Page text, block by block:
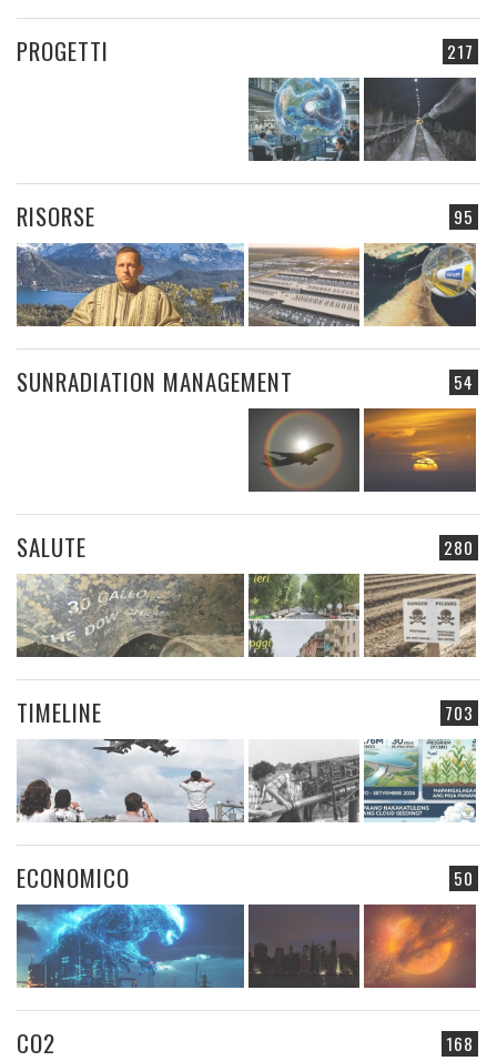
217
PROGETTI
95
RISORSE
54
SUNRADIATION MANAGEMENT
280
SALUTE
703
TIMELINE
50
ECONOMICO
168
CO2